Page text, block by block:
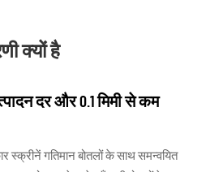
क्यों है
दर और 0.1 मिमी से कम
स्क्रीनें गतिमान बोतलों के साथ समन्वयित